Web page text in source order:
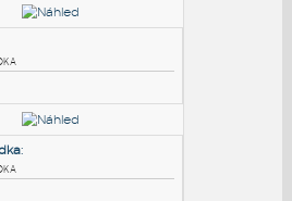
PODOBNÉ BLOKY
červená telefonní budka (sklo